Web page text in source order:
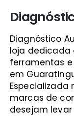
Diagnóstico
loja dedicada
ferramentas
em
Especializada
marcas de
desejam levar